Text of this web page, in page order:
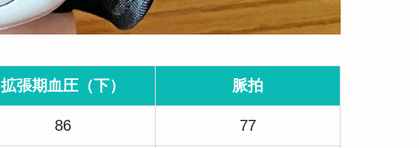
拡張期血圧（下） 脈拍
86 77